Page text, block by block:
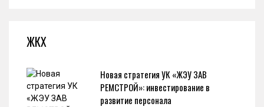
ЖКХ
Новая стратегия УК «ЖЭУ ЗАВ
РЕМСТРОЙ»: инвестирование в
развитие персонала